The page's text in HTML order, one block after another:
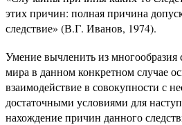
этих причин: полная причина
следствие» (В.Г. Иванов, 1974).
Умение вычленить из многообразия
мира в данном конкретном случае
взаимодействие в совокупности с
достаточными условиями для
нахождение причин данного